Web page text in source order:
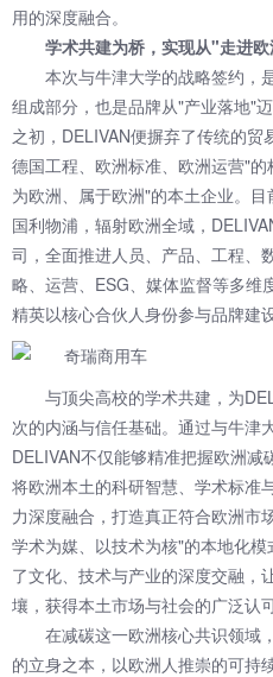
用的深度融合。
学术共建为桥，实现从"走进
本次与牛津大学的战略签约，
组成部分，也是品牌从"产业落地"
之初，DELIVAN便摒弃了传统的贸
德国工程、欧洲标准、欧洲运营"的
为欧洲、属于欧洲"的本土企业。
国利物浦，辐射欧洲全域，
司，全面推进人员、产品、工程、
略、运营、ESG、媒体监督等多维
精英以核心合伙人身份参与品牌建设
与顶尖高校的学术共建，为
次的内涵与信任基础。通过与牛津
DELIVAN不仅能够精准把握欧洲
将欧洲本土的科研智慧、学术标准
力深度融合，打造真正符合欧洲市
学术为媒、以技术为核"的本地化
了文化、技术与产业的深度交融，
壤，获得本土市场与社会的广泛认可
在减碳这一欧洲核心共识领域
的立身之本，以欧洲人推崇的可持